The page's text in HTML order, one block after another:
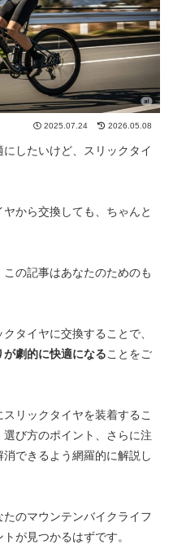
2025.07.24 2026.05.08
にしたいけど、スリックタイ
ヤから交換しても、ちゃんと
の記事はあなたのためのも
タイヤに交換することで、
劇的に快適になることをご
リックタイヤを装着するこ
び方のポイント、さらに注
できるよう網羅的に解説し
のマウンテンバイクライフ
が見つかるはずです。